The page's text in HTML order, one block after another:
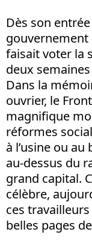
Dès son
gouvernement
faisait voter la
deux
Dans la
ouvrier, le
magnifique
réformes
à l’usine ou
au-dessus du
grand capital.
célèbre,
ces
belles pages